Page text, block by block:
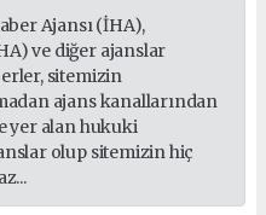
Ajansı (İHA),
ve diğer ajanslar
sitemizin
ajans kanallarından
yer alan hukuki
olup sitemizin hiç